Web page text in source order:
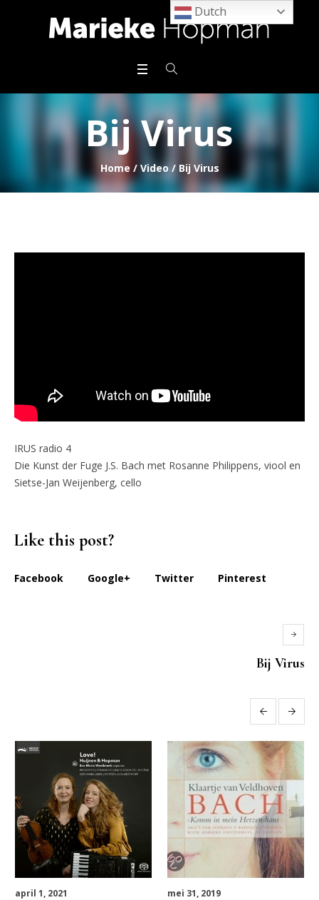
Bij Virus
Home / Video / Bij Virus
IRUS radio 4
Die Kunst der Fuge J.S. Bach met Rosanne Philippens, viool en
Sietse-Jan Weijenberg, cello
Like this post?
Facebook Google+ Twitter Pinterest
Bij Virus
More posts
april 1, 2021 mei 31, 2019
Dutch